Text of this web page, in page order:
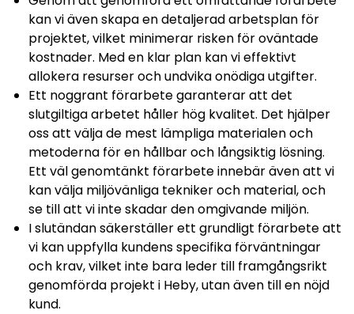
kan vi även skapa en detaljerad arbetsplan för
projektet, vilket minimerar risken för oväntade
kostnader. Med en klar plan kan vi effektivt
allokera resurser och undvika onödiga utgifter.
Ett noggrant förarbete garanterar att det
slutgiltiga arbetet håller hög kvalitet. Det hjälper
oss att välja de mest lämpliga materialen och
metoderna för en hållbar och långsiktig lösning.
Ett väl genomtänkt förarbete innebär även att vi
kan välja miljövänliga tekniker och material, och
se till att vi inte skadar den omgivande miljön.
I slutändan säkerställer ett grundligt förarbete att
vi kan uppfylla kundens specifika förväntningar
och krav, vilket inte bara leder till framgångsrikt
genomförda projekt i Heby, utan även till en nöjd
kund.